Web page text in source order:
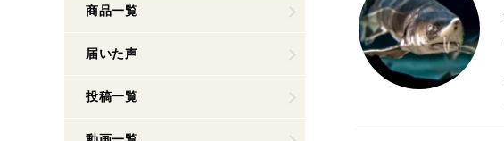
商品一覧
届いた声
投稿一覧